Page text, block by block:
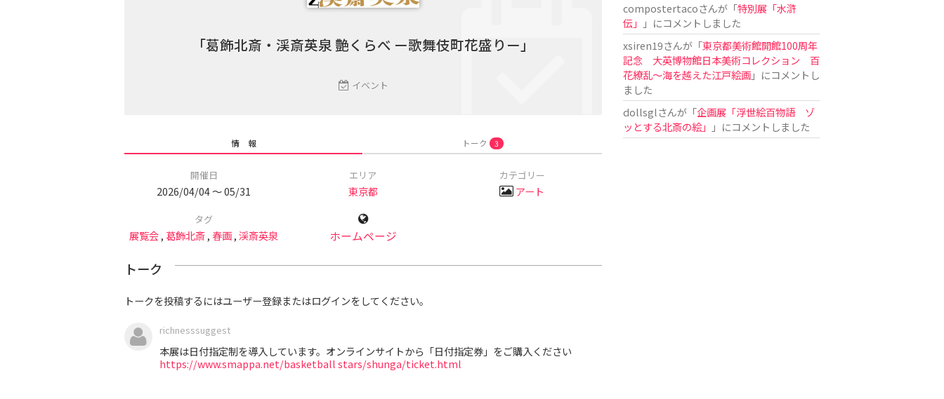
「葛飾北斎・渓斎英泉 艶くらべ ー歌舞伎町花盛りー」
イベント
情 報 トーク 3
開催日
2026/04/04 〜 05/31
エリア
東京都
カテゴリー
アート
タグ
展覧会,葛飾北斎, 春画,渓斎英泉 ホームページ
トーク
トークを投稿するにはユーザー登録またはログインをしてください。
richnesssuggest
本展は日付指定制を導入しています。オンラインサイトから「日付指定券」をご購入ください
https://www.smappa.net/basketball stars/shunga/ticket.html
compostertacoさんが「特別展「水滸
伝」
」にコメントしました
xsiren19さんが「東京都美術館開館100周年
記念 大英博物館日本美術コレクション 百
花繚乱～海を越えた江戸絵画」にコメントし
ました
dollsglさんが「企画展「浮世絵百物語 ゾ
ッとする北斎の絵」
」にコメントしました